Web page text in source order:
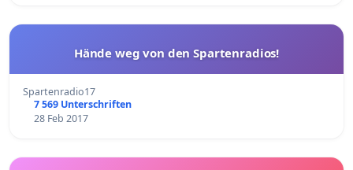
Hände weg von den Spartenradios!
Spartenradio17
7 569 Unterschriften
28 Feb 2017